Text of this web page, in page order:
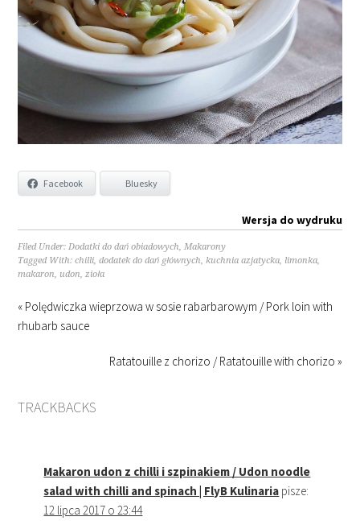
Facebook Bluesky
Wersja do wydruku
Filed Under:Dodatki do dań obiadowych,Makarony
Tagged With:chilli,dodatek do dań głównych,kuchnia azjatycka, limonka,
makaron, udon,zioła
« Polędwiczka wieprzowa w sosie rabarbarowym / Pork loin with
rhubarb sauce
Ratatouille z chorizo / Ratatouille with chorizo »
TRACKBACKS
Makaron udon z chilli i szpinakiem / Udon noodle
salad with chilli and spinach | FlyB Kulinaria pisze:
12 lipca 2017 o 23:44